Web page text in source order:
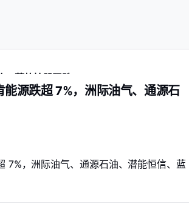
蓝焰控股跟跌。
源跌超 7%，洲际油气、通源石
7%，洲际油气、通源石油、潜能恒信、蓝